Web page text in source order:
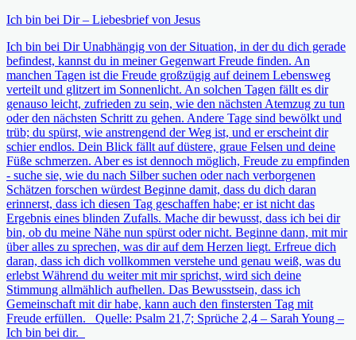
Ich bin bei Dir – Liebesbrief von Jesus
Ich bin bei Dir Unabhängig von der Situation, in der du dich gerade
befindest, kannst du in meiner Gegenwart Freude finden. An
manchen Tagen ist die Freude großzügig auf deinem Lebensweg
verteilt und glitzert im Sonnenlicht. An solchen Tagen fällt es dir
genauso leicht, zufrieden zu sein, wie den nächsten Atemzug zu tun
oder den nächsten Schritt zu gehen. Andere Tage sind bewölkt und
trüb; du spürst, wie anstrengend der Weg ist, und er erscheint dir
schier endlos. Dein Blick fällt auf düstere, graue Felsen und deine
Füße schmerzen. Aber es ist dennoch möglich, Freude zu empfinden
- suche sie, wie du nach Silber suchen oder nach verborgenen
Schätzen forschen würdest Beginne damit, dass du dich daran
erinnerst, dass ich diesen Tag geschaffen habe; er ist nicht das
Ergebnis eines blinden Zufalls. Mache dir bewusst, dass ich bei dir
bin, ob du meine Nähe nun spürst oder nicht. Beginne dann, mit mir
über alles zu sprechen, was dir auf dem Herzen liegt. Erfreue dich
daran, dass ich dich vollkommen verstehe und genau weiß, was du
erlebst Während du weiter mit mir sprichst, wird sich deine
Stimmung allmählich aufhellen. Das Bewusstsein, dass ich
Gemeinschaft mit dir habe, kann auch den finstersten Tag mit
Freude erfüllen. Quelle: Psalm 21,7; Sprüche 2,4 – Sarah Young –
Ich bin bei dir.